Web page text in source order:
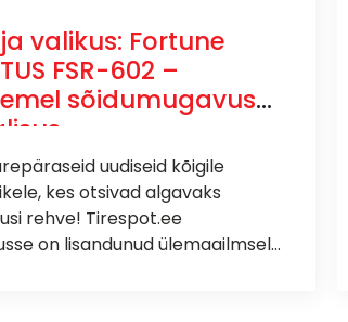
valikus: Fortune
FSR-602 –
sõidumugavus
uudiseid kõigile
kes otsivad algavaks
rehve! Tirespot.ee
on lisandunud ülemaailmselt